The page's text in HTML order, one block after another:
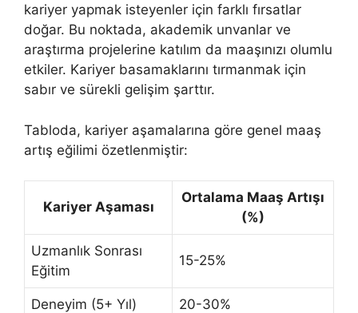
kariyer yapmak isteyenler için farklı fırsatlar
doğar. Bu noktada, akademik unvanlar ve
araştırma projelerine katılım da maaşınızı olumlu
etkiler. Kariyer basamaklarını tırmanmak için
sabır ve sürekli gelişim şarttır.
Tabloda, kariyer aşamalarına göre genel maaş
artış eğilimi özetlenmiştir:
Kariyer Aşaması
Ortalama Maaş Artışı
(%)
Uzmanlık Sonrası
Eğitim
15-25%
Deneyim (5+ Yıl) 20-30%